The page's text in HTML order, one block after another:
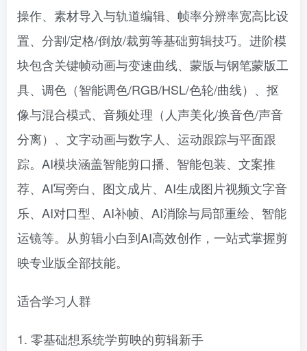
操作、素材导入与轨道编辑、帧率分辨率宽高比设
置、分割/定格/倒放/裁剪等基础剪辑技巧。进阶模
块包含关键帧动画与变速曲线、蒙版与钢笔蒙版工
具、调色（智能调色/RGB/HSL/色轮/曲线）、抠
像与混合模式、音频处理（人声美化/换音色/声音
分离）、文字动画与数字人、运动跟踪与平面跟
踪。AI模块涵盖智能剪口播、智能包装、文案推
荐、AI写旁白、图文成片、AI生成图片视频文字音
乐、AI对口型、AI补帧、AI消除与局部重绘、智能
运镜等。从剪辑小白到AI高效创作，一站式掌握剪
映专业版全部技能。
适合学习人群
1. 零基础想系统学剪映的剪辑新手